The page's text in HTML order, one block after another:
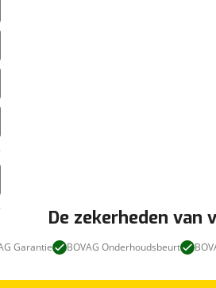
De zekerheden van
Garantie BOVAG Onderhoudsbeurt